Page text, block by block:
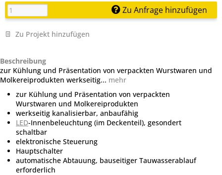
Zu Anfrage hinzufügen
Zu Projekt hinzufügen
Beschreibung
zur Kühlung und Präsentation von verpackten Wurstwaren und
Molkereiprodukten werkseitig... mehr
zur Kühlung und Präsentation von verpackten
Wurstwaren und Molkereiprodukten
werkseitig kanalisierbar, anbaufähig
LED-Innenbeleuchtung (im Deckenteil), gesondert
schaltbar
elektronische Steuerung
Hauptschalter
automatische Abtauung, bauseitiger Tauwasserablauf
erforderlich